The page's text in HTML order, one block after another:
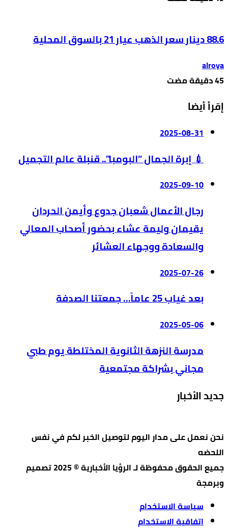
88.6 دينار سعر الذهب عيار 21 بالسوق المحلية
alroya
إقرأ أيضا
2025-08-31
💉 إبرة الجمال “البومبا”.. قنبلة عالم التجميل
2025-09-10
رجال الأعمال شعبان جدوع وأيمن الحردان
يقيمان وليمة عشاء بحضور أصحاب المعالي
والسعادة ووجهاء العشائر
2025-07-26
بعد غياب 25 عاماً… جمعتنا الصدفة
2025-05-06
مدرسة النزهة الثانوية المختلطة يوم طبي
مجاني بشراكة مجتمعية
جديد الأخبار
نحن نعمل على مدار اليوم لتوصيل الخبر لكم في نفس
اللحضه
جميع الحقوق محفوظة لـ الرؤيا الأخبارية © 2025 تصميم
وبرمجة
سياسة الاستخدام
اتفاقية الاستخدام